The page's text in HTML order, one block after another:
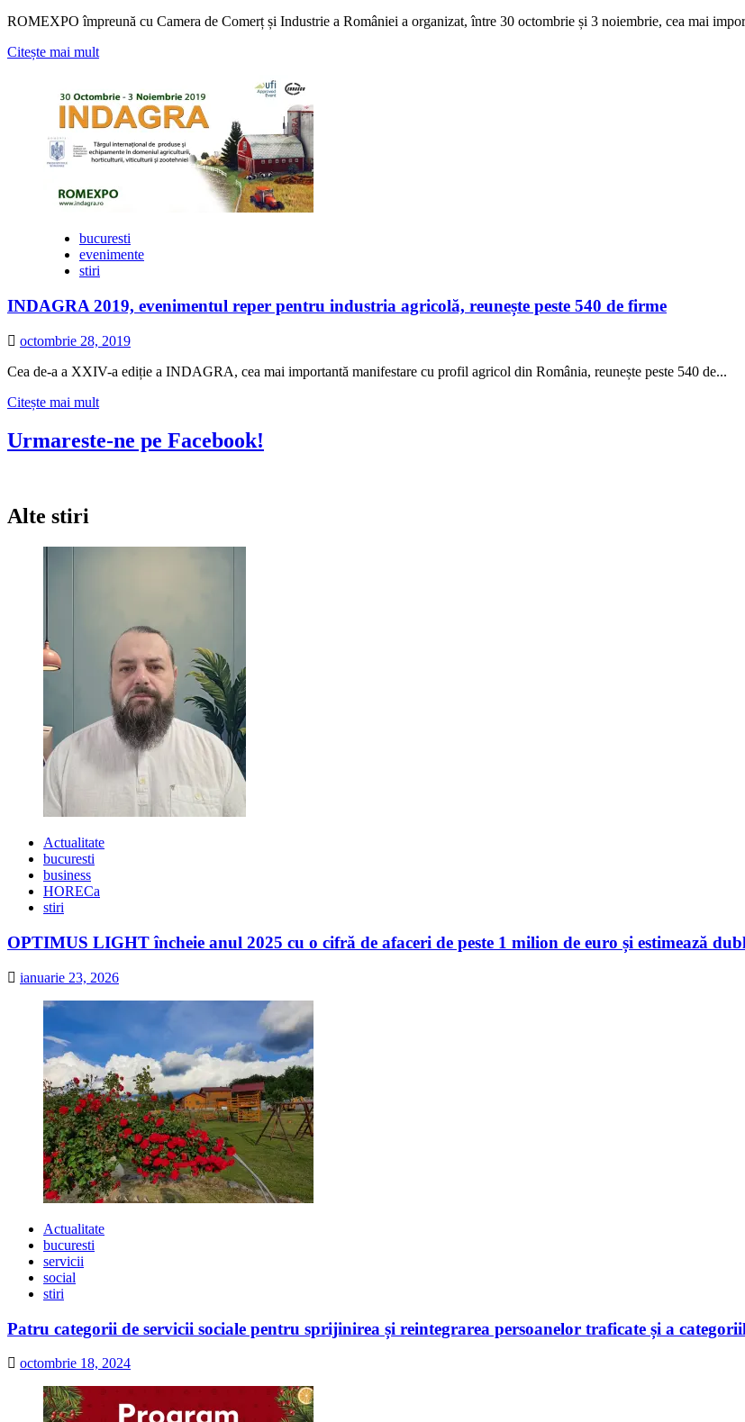
ROMEXPO împreună cu Camera de Comerț și Industrie a României a organizat, între 30 octombrie și 3 noiembrie, cea mai
Citește mai multCitește
despre
Peste
60.000
de
vizitatori
cele
evenimente
din
agricultură,
ambalaje
băuturi
bucuresti
evenimente
stiri
INDAGRA 2019, evenimentul reper pentru industria agricolă, reunește peste 540 de firme
octombrie 28, 2019
Cea de-a a XXIV-a ediție a INDAGRA, cea mai importantă manifestare cu profil agricol din România, reunește peste 540 de...
Citește mai multCitește
despre
industria
firme
Urmareste-ne pe Facebook!
Alte stiri
Actualitate
bucuresti
business
HORECa
stiri
OPTIMUS LIGHT încheie anul 2025 cu o cifră de afaceri de peste 1 milion de euro și estimează
ianuarie 23, 2026
Actualitate
bucuresti
servicii
social
stiri
Patru categorii de servicii sociale pentru sprijinirea și reintegrarea persoanelor traficate și a
octombrie 18, 2024